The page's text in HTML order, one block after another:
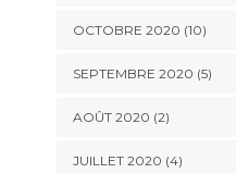
OCTOBRE 2020 (10)
SEPTEMBRE 2020 (5)
AOÛT 2020 (2)
JUILLET 2020 (4)